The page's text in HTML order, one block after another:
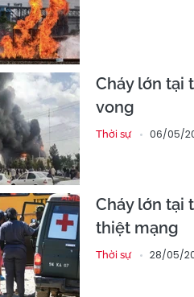
Cháy lớn tại
vong
Thời sự 06/05/
Cháy lớn tại
thiệt mạng
Thời sự 28/05/